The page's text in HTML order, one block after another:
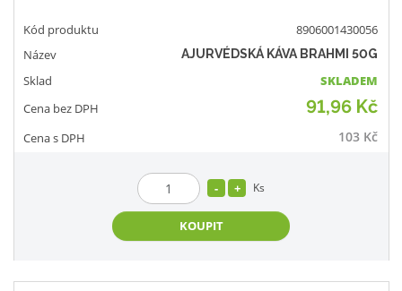
8906001430056
AJURVÉDSKÁ KÁVA BRAHMI 50G
SKLADEM
91,96 Kč
103 Kč
Ks
KOUPIT